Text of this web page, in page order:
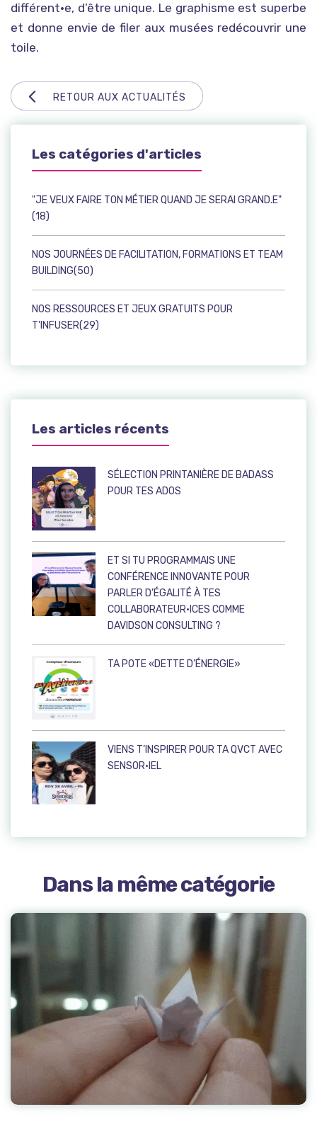
RETOUR AUX ACTUALITÉS
Les catégories d'articles
"JE VEUX FAIRE TON MÉTIER QUAND JE SERAI GRAND.E"
(18)
NOS JOURNÉES DE FACILITATION, FORMATIONS ET TEAM
BUILDING(50)
NOS RESSOURCES ET JEUX GRATUITS POUR
T'INFUSER(29)
Les articles récents
SÉLECTION PRINTANIÈRE DE BADASS
POUR TES ADOS
ET SI TU PROGRAMMAIS UNE
CONFÉRENCE INNOVANTE POUR
PARLER D’ÉGALITÉ À TES
COLLABORATEUR·ICES COMME
DAVIDSON CONSULTING ?
TA POTE «DETTE D’ÉNERGIE»
VIENS T’INSPIRER POUR TA QVCT AVEC
SENSOR·IEL
différent•e, d’être unique. Le graphisme est superbe
et donne envie de filer aux musées redécouvrir une
toile.
Dans la même catégorie